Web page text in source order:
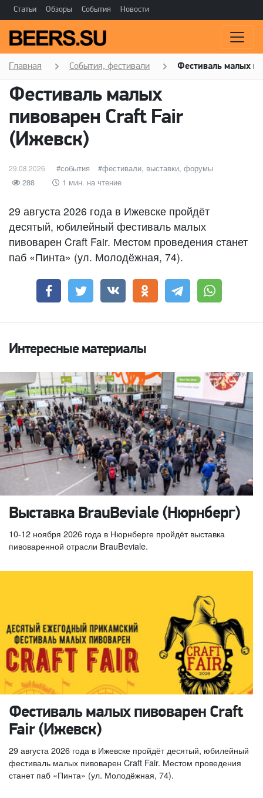
Статьи Обзоры События Новости
Главная События, фестивали Фестиваль малых
Фестиваль малых
пивоварен Craft Fair
(Ижевск)
Опубликовано
29.08.2026 категории
события Метки
фестивали, выставки, форумы
288
1 мин. на чтение
29 августа 2026 года в Ижевске пройдёт
десятый, юбилейный фестиваль малых
пивоварен Craft Fair. Местом проведения станет
паб «Пинта» (ул. Молодёжная, 74).
Интересные материалы
Выставка BrauBeviale (Нюрнберг)
10-12 ноября 2026 года в Нюрнберге пройдёт выставка
пивоваренной отрасли BrauBeviale.
Фестиваль малых пивоварен Craft
Fair (Ижевск)
29 августа 2026 года в Ижевске пройдёт десятый, юбилейный
фестиваль малых пивоварен Craft Fair. Местом проведения
станет паб «Пинта» (ул. Молодёжная, 74).